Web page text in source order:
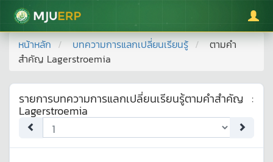
มหาวิทยาลัยแม่โจ้
หน้าหลัก บทความการแลกเปลี่ยนเรียนรู้
ตามคำ
สำคัญ Lagerstroemia
รายการบทความการแลกเปลี่ยนเรียนรู้ตามคำสำคัญ :
Lagerstroemia